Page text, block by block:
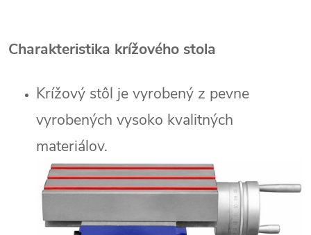
Charakteristika krížového stola
Krížový stôl je vyrobený z pevne
vyrobených vysoko kvalitných
materiálov.